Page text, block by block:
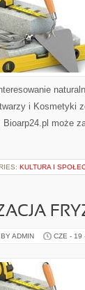
i Kosmetyki
Bioarp24.pl może
KULTURA I
ADMIN CZE - 19